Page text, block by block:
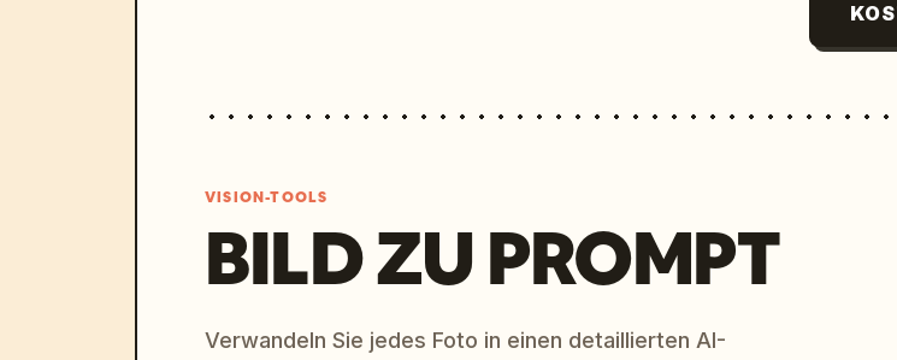
VISION-TOOLS
BILD ZU PROMPT
Verwandeln Sie jedes Foto in einen detaillierten AI-